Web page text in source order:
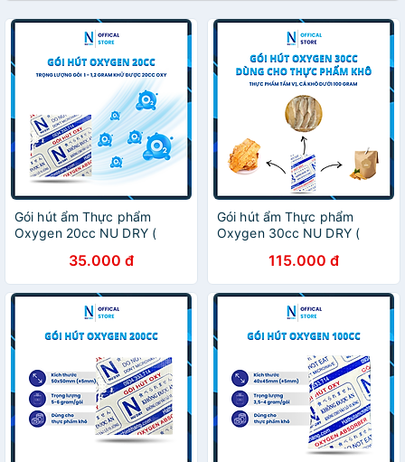
Gói hút ẩm Thực phẩm
Oxygen 20cc NU DRY (
cho Bánh Trung Thu,các loại
bánh, cá khô
35.000 đ
Gói hút ẩm Thực phẩm
Oxygen 30cc NU DRY (
cho Bánh Trung Thu,các loại
bánh, cá khô
115.000 đ